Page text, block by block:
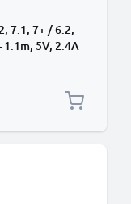
7.1, 7+ / 6.2,
5V, 2.4A